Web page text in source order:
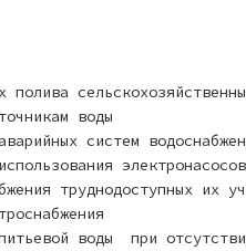
воды
систем
электронасосов
труднодоступных их
воды при